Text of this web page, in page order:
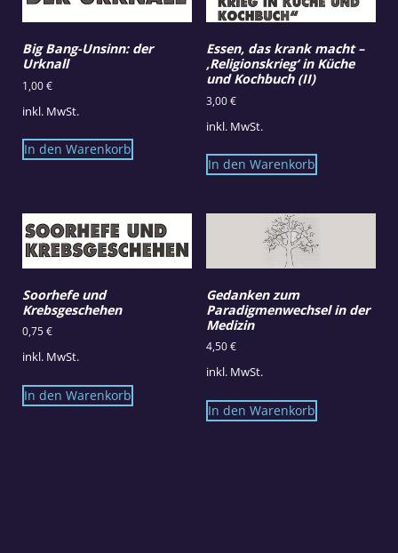
Big Bang-Unsinn: der
Urknall
1,00€
inkl. MwSt.
In den Warenkorb
Essen, das krank macht –
‚Religionskrieg‘ in Küche
und Kochbuch (II)
3,00€
inkl. MwSt.
In den Warenkorb
Soorhefe und
Krebsgeschehen
0,75€
inkl. MwSt.
In den Warenkorb
Gedanken zum
Paradigmenwechsel in der
Medizin
4,50€
inkl. MwSt.
In den Warenkorb